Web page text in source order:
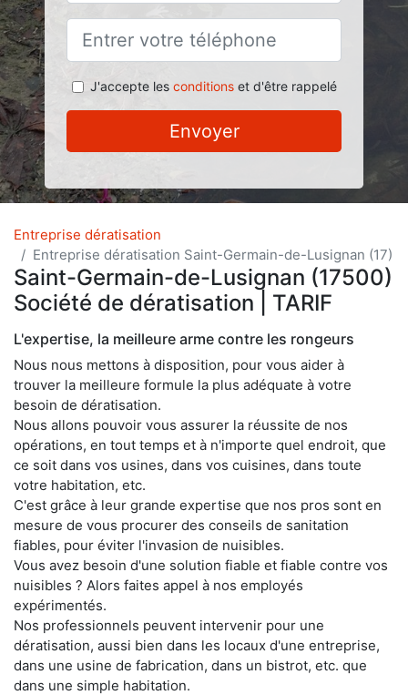
J'accepte les conditionset d'être rappelé
Envoyer
Entreprise dératisation
Entreprise dératisation Saint-Germain-de-Lusignan (17)
Saint-Germain-de-Lusignan (17500)
Société de dératisation | TARIF
L'expertise, la meilleure arme contre les rongeurs
Nous nous mettons à disposition, pour vous aider à
trouver la meilleure formule la plus adéquate à votre
besoin de dératisation.
Nous allons pouvoir vous assurer la réussite de nos
opérations, en tout temps et à n'importe quel endroit, que
ce soit dans vos usines, dans vos cuisines, dans toute
votre habitation, etc.
C'est grâce à leur grande expertise que nos pros sont en
mesure de vous procurer des conseils de sanitation
fiables, pour éviter l'invasion de nuisibles.
Vous avez besoin d'une solution fiable et fiable contre vos
nuisibles ? Alors faites appel à nos employés
expérimentés.
Nos professionnels peuvent intervenir pour une
dératisation, aussi bien dans les locaux d'une entreprise,
dans une usine de fabrication, dans un bistrot, etc. que
dans une simple habitation.